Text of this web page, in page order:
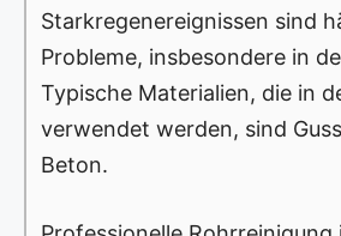
Starkregenereignissen sind
Probleme, insbesondere in
Typische Materialien, die in
verwendet werden, sind
Beton.